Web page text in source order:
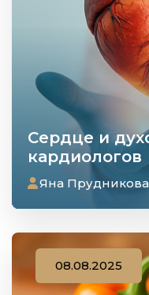
Сердце и
кардиологов
Яна Прудникова
08.08.2025